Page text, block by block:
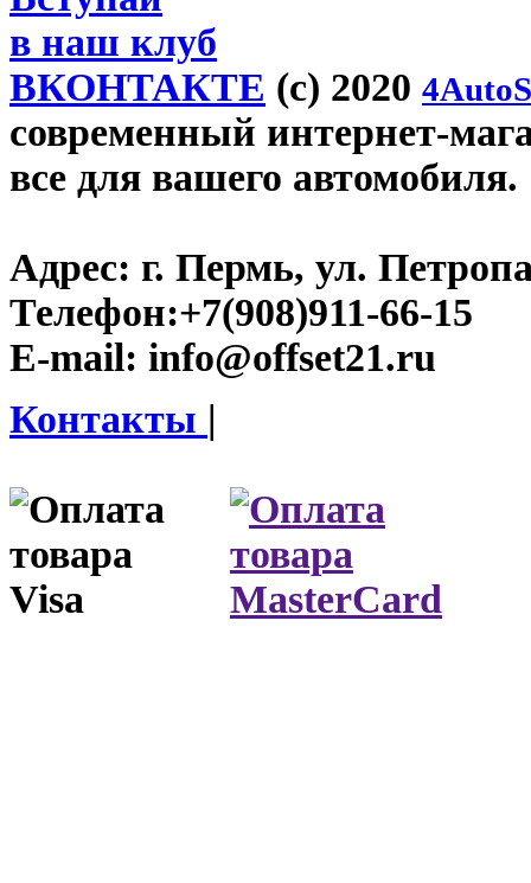
в наш клуб
ВКОНТАКТЕ (c) 2020
современный интернет-
все для вашего автомобиля.
Адрес: г. Пермь, ул.
Телефон:+7(908)911-66-15
E-mail: info@offset21.ru
Контакты |